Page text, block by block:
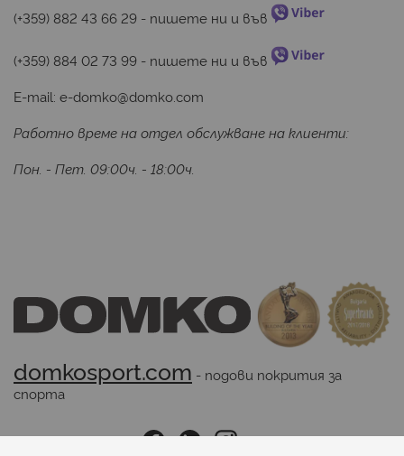
(+359) 882 43 66 29 - пишете ни и във
(+359) 884 02 73 99 - пишете ни и във
E-mail: e-domko@domko.com
Работно време на отдел обслужване на клиенти:
Пон. - Пет. 09:00ч. - 18:00ч.
domkosport.com - подови покрития за
спорта
Последвайте ни: